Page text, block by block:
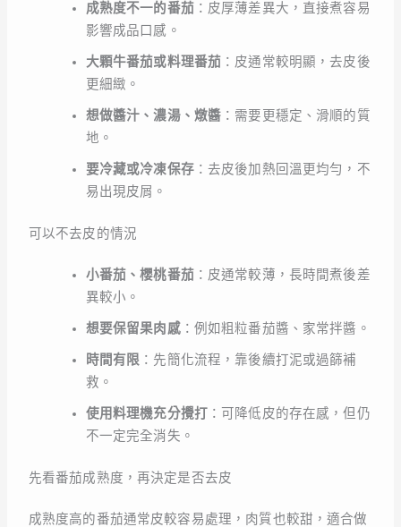
成熟度不一的番茄：皮厚薄差異大，直接煮容易
影響成品口感。
大顆牛番茄或料理番茄 ：皮通常較明顯，去皮後
更細緻。
想做醬汁、濃湯、燉醬 ：需要更穩定、滑順的質
地。
要冷藏或冷凍保存：去皮後加熱回溫更均勻，不
易出現皮屑。
可以不去皮的情況
小番茄、櫻桃番茄：皮通常較薄，長時間煮後差
異較小。
想要保留果肉感：例如粗粒番茄醬、家常拌醬。
時間有限 ：先簡化流程，靠後續打泥或過篩補
救。
使用料理機充分攪打：可降低皮的存在感，但仍
不一定完全消失。
先看番茄成熟度，再決定是否去皮
成熟度高的番茄通常皮較容易處理，肉質也較甜，適合做